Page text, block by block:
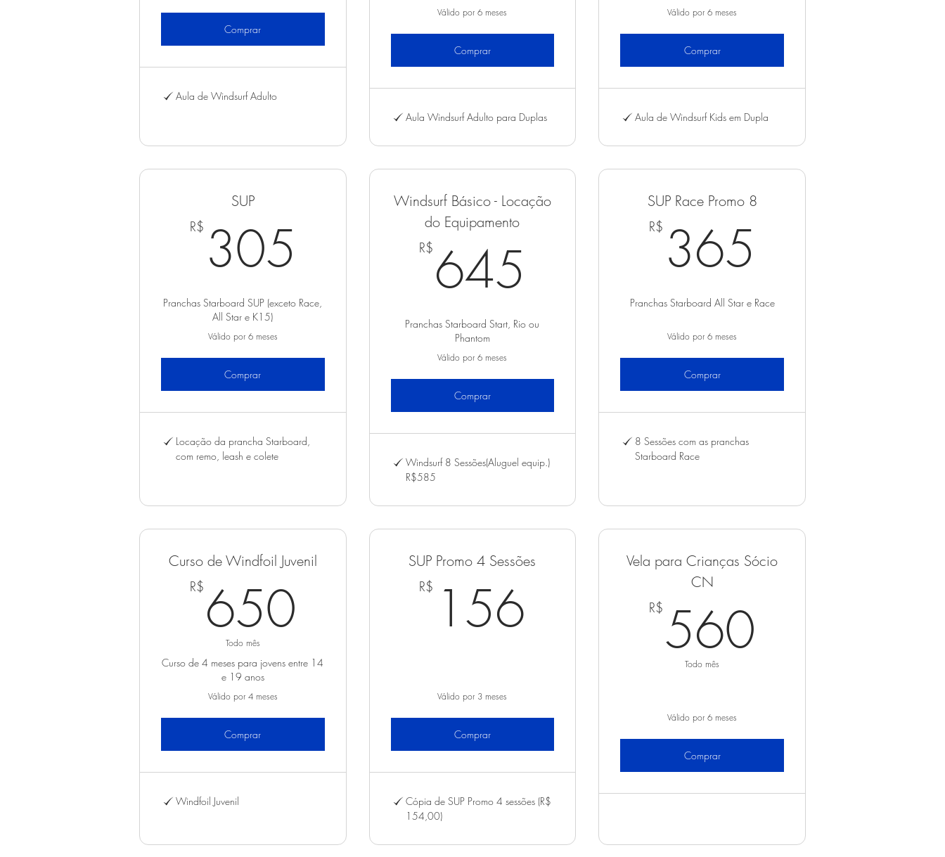
Comprar
Aula de Windsurf Adulto
Válido por 6 meses
Comprar
Aula Windsurf Adulto para Duplas
Válido por 6 meses
Comprar
Aula de Windsurf Kids em Dupla
SUP
R$ 305 305R$
Pranchas Starboard SUP (exceto Race,
All Star e K15)
Válido por 6 meses
Comprar
Locação da prancha Starboard,
com remo, leash e colete
Windsurf Básico - Locação
do Equipamento
R$ 645 645R$
Pranchas Starboard Start, Rio ou
Phantom
Válido por 6 meses
Comprar
Windsurf 8 Sessões(Aluguel equip.)
R$585
SUP Race Promo 8
R$ 365
Pranchas Starboard All Star e Race
Válido por 6 meses
Comprar
8 Sessões com as pranchas
Starboard Race
Curso de Windfoil Juvenil
R$ 650 650R$
Todo mês
Curso de 4 meses para jovens entre 14
e 19 anos
Válido por 4 meses
Comprar
Windfoil Juvenil
SUP Promo 4 Sessões
R$ 156 156R$
Válido por 3 meses
Comprar
Cópia de SUP Promo 4 sessões (R$
154,00)
Vela para Crianças Sócio
CN
R$ 560
Todo mês
Válido por 6 meses
Comprar